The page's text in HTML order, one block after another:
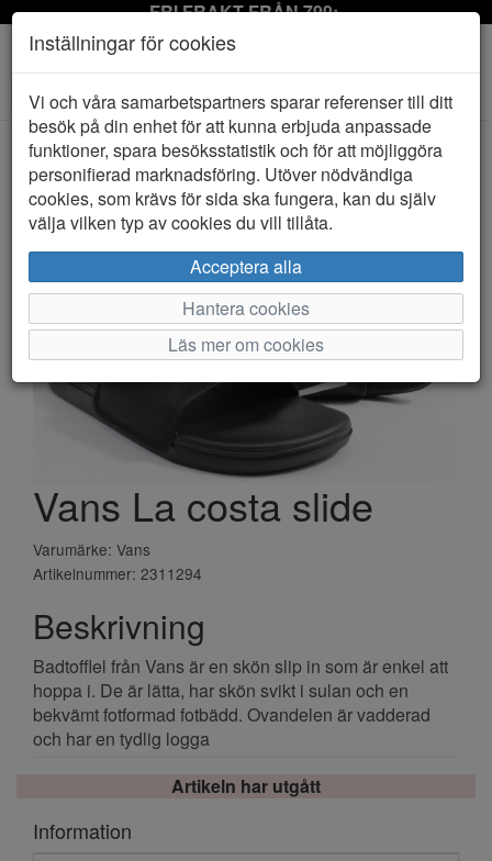
FRI FRAKT FRÅN 799:-
Toggle
navigation
HEM VANS
Vans La costa slide
Varumärke: Vans
Artikelnummer: 2311294
Beskrivning
Badtofflel från Vans är en skön slip in som är enkel att
hoppa i. De är lätta, har skön svikt i sulan och en
bekvämt fotformad fotbädd. Ovandelen är vadderad
och har en tydlig logga
Artikeln har utgått
Information
Inställningar för cookies
Vi och våra samarbetspartners sparar referenser till ditt
besök på din enhet för att kunna erbjuda anpassade
funktioner, spara besöksstatistik och för att möjliggöra
personifierad marknadsföring. Utöver nödvändiga
cookies, som krävs för sida ska fungera, kan du själv
välja vilken typ av cookies du vill tillåta.
Acceptera alla
Hantera cookies
Läs mer om cookies